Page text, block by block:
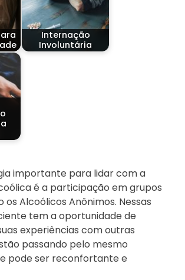
Internação
Involuntária
importante para lidar com a
é a participação em grupos
os Alcoólicos Anônimos. Nessas
tem a oportunidade de
experiências com outras
passando pelo mesmo
pode ser reconfortante e